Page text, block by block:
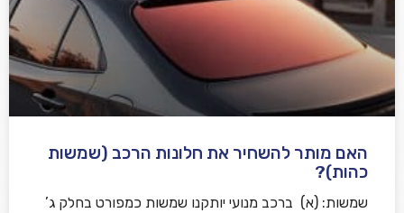
האם מותר להשחיר את חלונות הרכב (שמשות
כהות)?
שמשות: (א) ברכב מנועי יותקנו שמשות כמפורט בחלק ג’